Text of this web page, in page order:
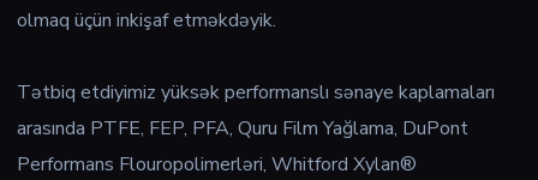
olmaq üçün inkişaf etməkdəyik.
Tətbiq etdiyimiz yüksək performanslı sənaye kaplamaları
arasında PTFE, FEP, PFA, Quru Film Yağlama, DuPont
Performans Flouropolimerləri, Whitford Xylan®